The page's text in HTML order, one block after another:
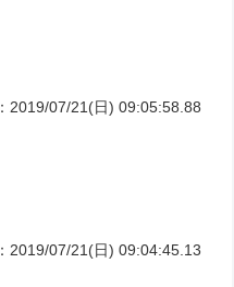
：2019/07/21(日) 09:05:58.88
：2019/07/21(日) 09:04:45.13